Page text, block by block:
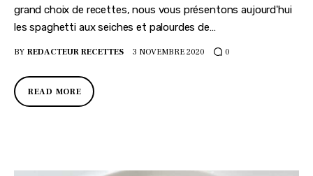
grand choix de recettes, nous vous présentons aujourd'hui
les spaghetti aux seiches et palourdes de…
BY REDACTEUR RECETTES 3 NOVEMBRE 2020 0
READ MORE